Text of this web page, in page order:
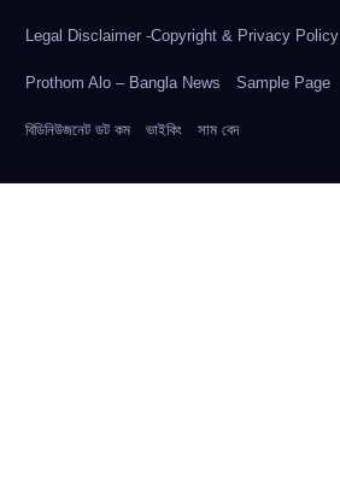
Legal Disclaimer -Copyright & Privacy Policy
Prothom Alo – Bangla News Sample Page
বিডিনিউজনেট ডট কম ভাইকিং সাম বেদ